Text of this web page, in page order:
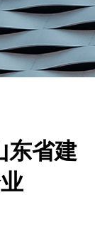
东省建